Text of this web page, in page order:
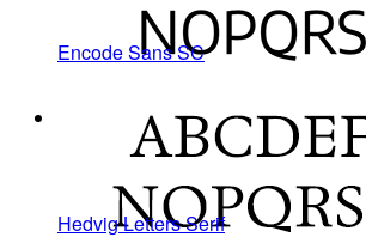
Encode Sans SC
Hedvig Letters Serif